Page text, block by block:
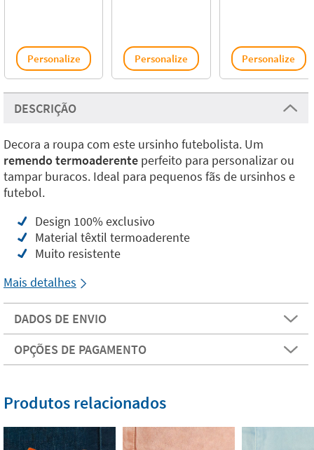
Personalize Personalize Personalize
DESCRIÇÃO
Decora a roupa com este ursinho futebolista. Um
remendo termoaderente perfeito para personalizar ou
tampar buracos. Ideal para pequenos fãs de ursinhos e
futebol.
Design 100% exclusivo
Material têxtil termoaderente
Muito resistente
Mais detalhes
DADOS DE ENVIO
OPÇÕES DE PAGAMENTO
Produtos relacionados